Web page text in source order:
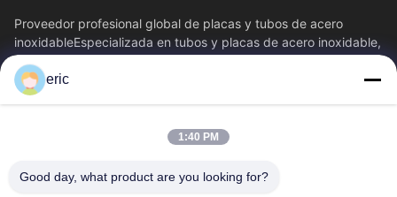
Proveedor profesional global de placas y tubos de acero
inoxidableEspecializada en tubos y placas de acero inoxidable,
brinda una solución de...
Vínculos Rápidos
Visita A La Fábrica
Control De Calidad
Contacto
eric
1:40 PM
Good day, what product are you looking for?